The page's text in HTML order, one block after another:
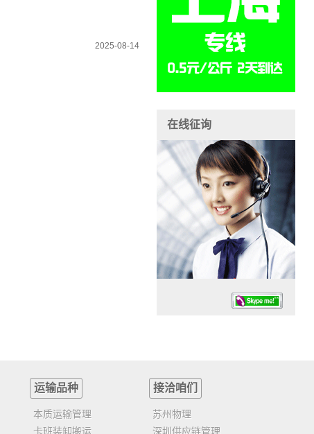
2025-08-14
在线征询
任务时候：07:30 – – 23:30
运输品种
本质运输管理
卡班装卸搬运
接洽咱们
苏州物理
深圳供应链管理